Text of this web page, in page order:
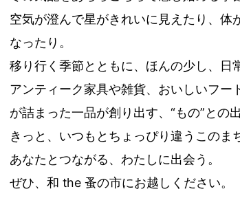
空気が澄んで星がきれいに見えたり、体
なったり。
移り行く季節とともに、ほんの少し、日
アンティーク家具や雑貨、おいしいフー
が詰まった一品が創り出す、“もの”との
きっと、いつもとちょっぴり違うこのま
あなたとつながる、わたしに出会う。
ぜひ、和 the 蚤の市にお越しください。